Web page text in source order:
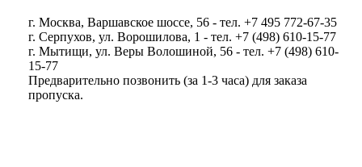
г. Москва, Варшавское шоссе, 56 - тел. +7 495 772-67-35
г. Серпухов, ул. Ворошилова, 1 - тел. +7 (498) 610-15-77
г. Мытищи, ул. Веры Волошиной, 56 - тел. +7 (498) 610-
15-77
Предварительно позвонить (за 1-3 часа) для заказа
пропуска.